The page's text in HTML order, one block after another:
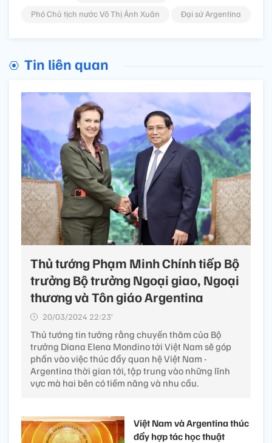
Phó Chủ tịch nước Võ Thị Ánh Xuân
Đại sứ Argentina
Tin liên quan
Thủ tướng Phạm Minh Chính tiếp Bộ
trưởng Bộ trưởng Ngoại giao, Ngoại
thương và Tôn giáo Argentina
20/03/2024 22:23’
Thủ tướng tin tưởng rằng chuyến thăm của Bộ
trưởng Diana Elena Mondino tới Việt Nam sẽ góp
phần vào việc thúc đẩy quan hệ Việt Nam -
Argentina thời gian tới, tập trung vào những lĩnh
vực mà hai bên có tiềm năng và nhu cầu.
Việt Nam và Argentina thúc
đẩy hợp tác học thuật